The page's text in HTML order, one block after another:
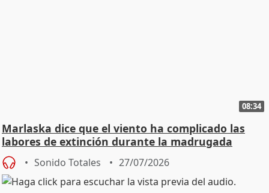
08:34
Marlaska dice que el viento ha complicado las
labores de extinción durante la madrugada
Sonido Totales 27/07/2026